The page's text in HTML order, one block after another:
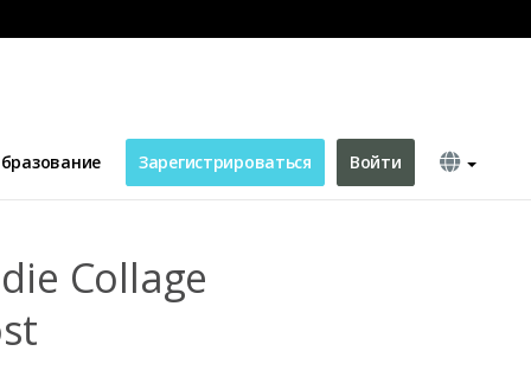
Зарегистрироваться Войти
Collage